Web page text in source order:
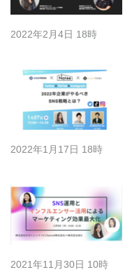
2022年2月4日 18時
2022年1月17日 18時
2021年11月30日 10時